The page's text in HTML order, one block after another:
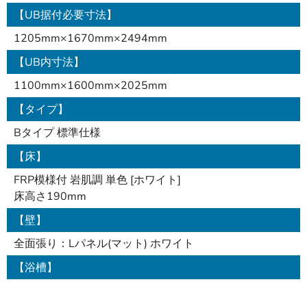
【UB据付必要寸法】
1205mm×1670mm×2494mm
【UB内寸法】
1100mm×1600mm×2025mm
【タイプ】
Bタイプ 標準仕様
【床】
FRP模様付 岩肌調 単色 [ホワイト]
床高さ190mm
【壁】
全面張り：Lパネル(マット) ホワイト
【浴槽】